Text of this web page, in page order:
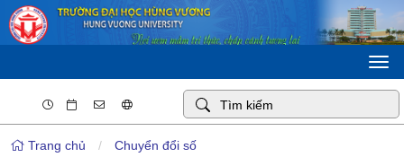
Trang chủ / Chuyển đổi số